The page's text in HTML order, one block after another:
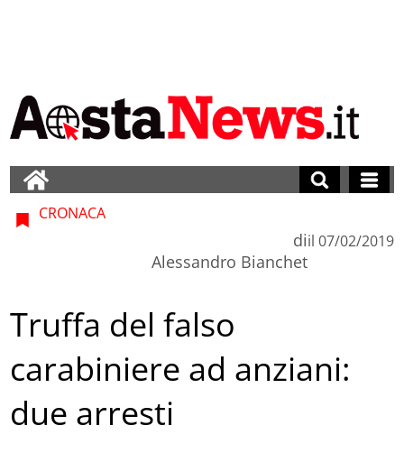
CRONACA
di
Alessandro Bianchet
il 07/02/2019
Truffa del falso
carabiniere ad anziani:
due arresti